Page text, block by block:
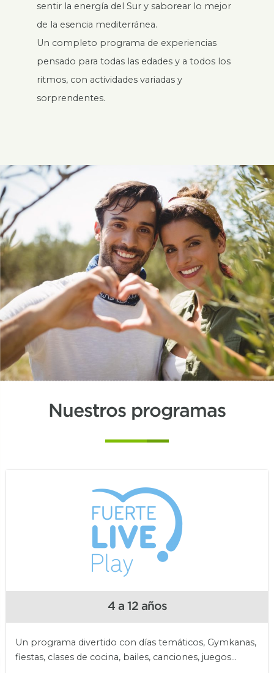
sentir la energía del Sur y saborear lo mejor
de la esencia mediterránea.
Un completo programa de experiencias
pensado para todas las edades y a todos los
ritmos, con actividades variadas y
sorprendentes.
Nuestros programas
4 a 12 años
Un programa divertido con días temáticos, Gymkanas,
fiestas, clases de cocina, bailes, canciones, juegos…